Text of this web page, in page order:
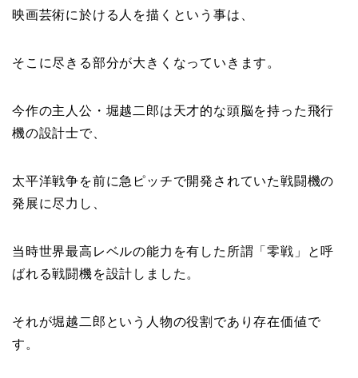
映画芸術に於ける人を描くという事は、
そこに尽きる部分が大きくなっていきます。
今作の主人公・堀越二郎は天才的な頭脳を持った飛行
機の設計士で、
太平洋戦争を前に急ピッチで開発されていた戦闘機の
発展に尽力し、
当時世界最高レベルの能力を有した所謂「零戦」と呼
ばれる戦闘機を設計しました。
それが堀越二郎という人物の役割であり存在価値で
す。